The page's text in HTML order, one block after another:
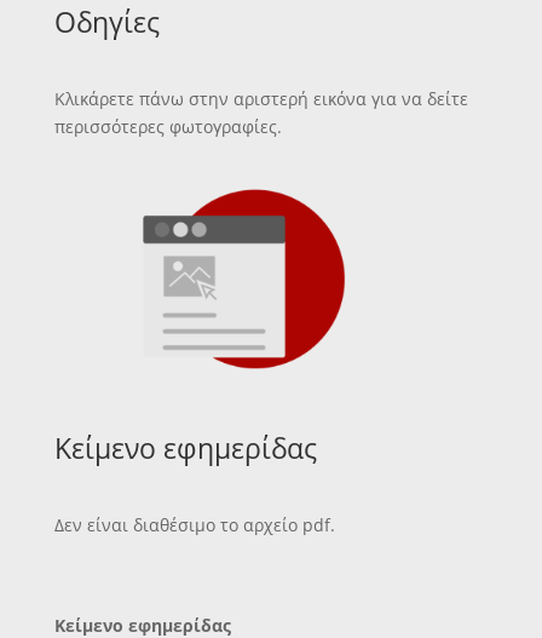
Οδηγίες
Κλικάρετε πάνω στην αριστερή εικόνα για να δείτε
περισσότερες φωτογραφίες.
Κείμενο εφημερίδας
Δεν είναι διαθέσιμο το αρχείο pdf.
Κείμενο εφημερίδας